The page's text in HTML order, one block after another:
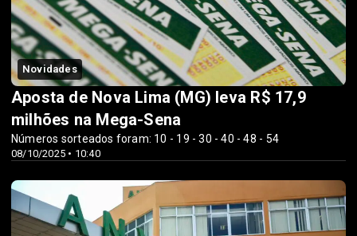
Novidades
08/10/2025 • 10:40
Aposta de Nova Lima (MG) leva R$ 17,9
milhões na Mega-Sena
Números sorteados foram: 10 - 19 - 30 - 40 - 48 - 54